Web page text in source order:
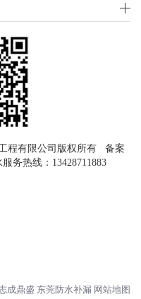
程有限公司版权所有 备案
务热线： 13428711883
成鼎盛 东莞防水补漏 网站地图